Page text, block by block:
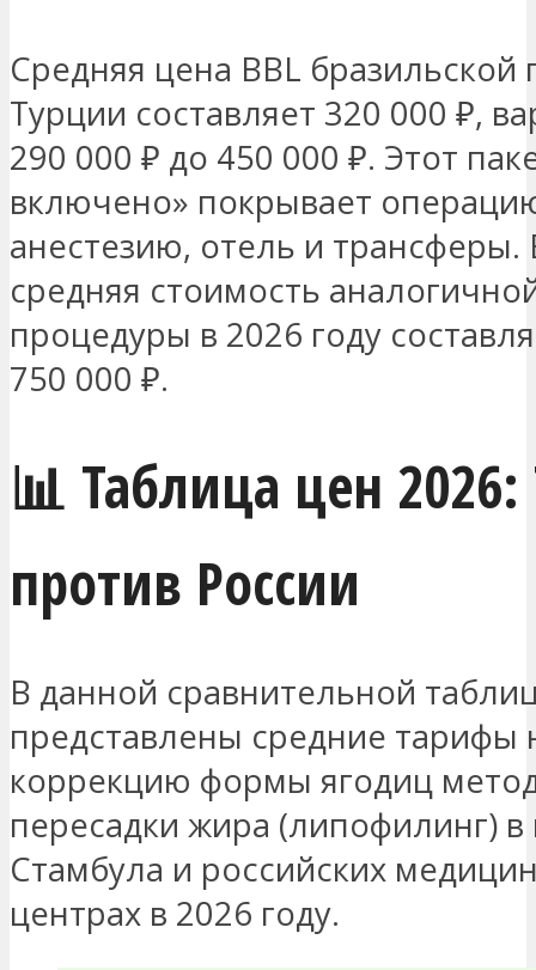
Средняя цена BBL бразильской
Турции составляет 320 000 ₽,
290 000 ₽ до 450 000 ₽. Этот
включено» покрывает
анестезию, отель и трансферы.
средняя стоимость
процедуры в 2026 году
750 000 ₽.
📊 Таблица цен
против России
В данной сравнительной
представлены средние тарифы
коррекцию формы ягодиц
пересадки жира (липофилинг) в
Стамбула и российских
центрах в 2026 году.